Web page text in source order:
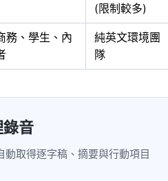
(限制較多)
務、學生、內
純英文環境團
隊
音
動取得逐字稿、摘要與行動項目